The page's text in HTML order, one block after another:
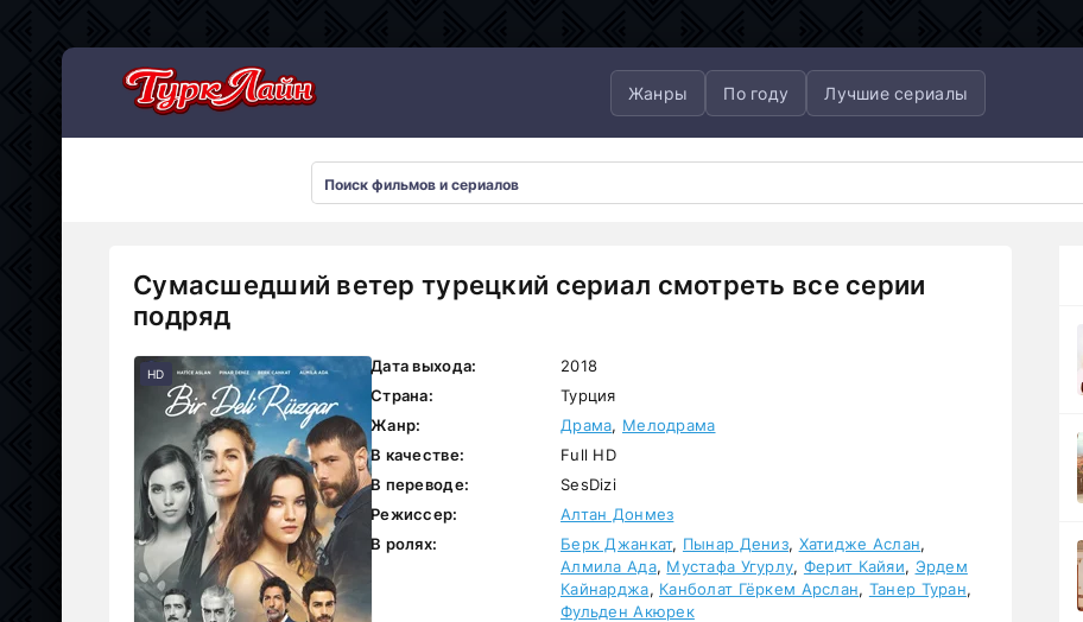
Жанры По году Лучшие сериалы
Сумасшедший ветер турецкий сериал смотреть все серии
подряд
HD Дата выхода:
2018
Страна:
Турция
Жанр:
Драма, Мелодрама
В качестве:
Full HD
В переводе:
SesDizi
Режиссер:
Алтан Донмез
В ролях:
Берк Джанкат, Пынар Дениз, Хатидже Аслан,
Алмила Ада, Мустафа Угурлу, Ферит Кайяи, Эрдем
Кайнарджа, Канболат Гёркем Арслан, Танер Туран,
Фульден Акюрек